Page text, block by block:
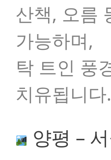
산책, 오름
가능하며,
탁 트인 풍
치유됩니다.
양평 –